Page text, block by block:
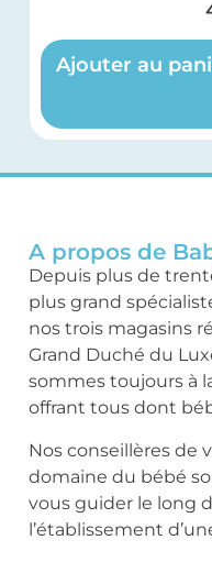
Ajouter au
A propos de
Depuis plus de
plus grand
nos trois magasins
Grand Duché du
sommes toujours à
offrant tous dont
Nos conseillères de
domaine du bébé
vous guider le long
l’établissement